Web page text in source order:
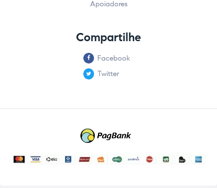
Apoiadores
Compartilhe
Facebook
Twitter